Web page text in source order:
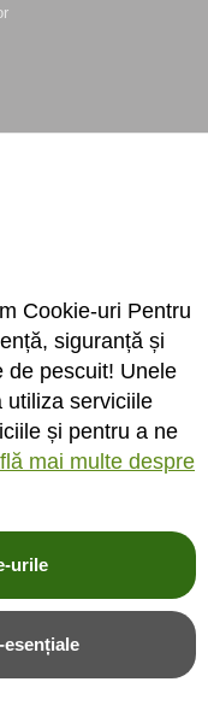
reteaua ta preferata. Te
rezervate. Citititermeni si
si protectia datelor
si sunt doar cu titlu de
Cookie-uri Pentru
siguranță și
de pescuit! Unele
utiliza serviciile
și pentru a ne
mai multe despre
urile